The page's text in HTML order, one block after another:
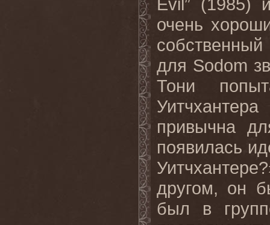
очень
для Sodom
Тони
привычна
появилась
другом, он
был в